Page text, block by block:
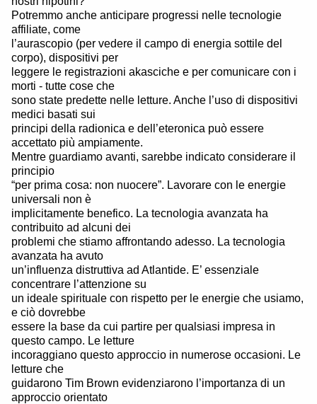
Potremmo anche anticipare progressi nelle tecnologie
affiliate, come
l’aurascopio (per vedere il campo di energia sottile del
corpo), dispositivi per
leggere le registrazioni akasciche e per comunicare con i
morti - tutte cose che
sono state predette nelle letture. Anche l’uso di dispositivi
medici basati sui
principi della radionica e dell’eteronica può essere
accettato più ampiamente.
Mentre guardiamo avanti, sarebbe indicato considerare il
principio
“per prima cosa: non nuocere”. Lavorare con le energie
universali non è
implicitamente benefico. La tecnologia avanzata ha
contribuito ad alcuni dei
problemi che stiamo affrontando adesso. La tecnologia
avanzata ha avuto
un’influenza distruttiva ad Atlantide. E’ essenziale
concentrare l’attenzione su
un ideale spirituale con rispetto per le energie che usiamo,
e ciò dovrebbe
essere la base da cui partire per qualsiasi impresa in
questo campo. Le letture
incoraggiano questo approccio in numerose occasioni. Le
letture che
guidarono Tim Brown evidenziarono l’importanza di un
approccio orientato